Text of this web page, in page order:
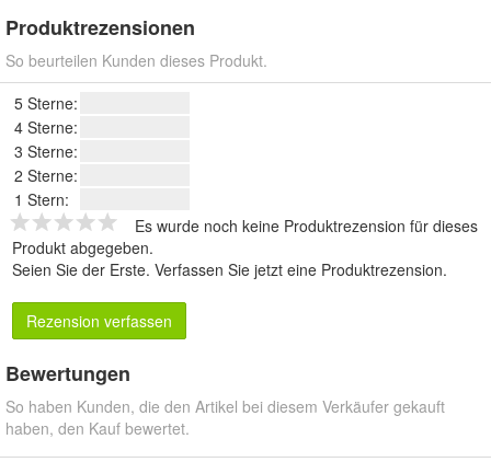
Produktrezensionen
So beurteilen Kunden dieses Produkt.
5 Sterne:
4 Sterne:
3 Sterne:
2 Sterne:
1 Stern:
Es wurde noch keine Produktrezension für dieses
Produkt abgegeben.
Seien Sie der Erste. Verfassen Sie jetzt eine Produktrezension.
Rezension verfassen
Bewertungen
So haben Kunden, die den Artikel bei diesem Verkäufer gekauft
haben, den Kauf bewertet.